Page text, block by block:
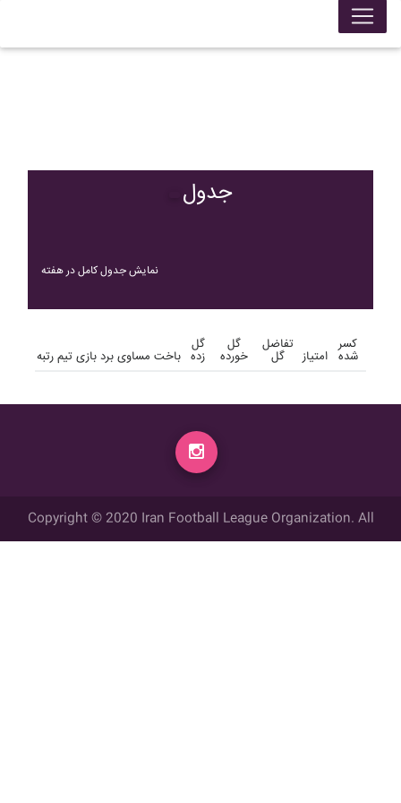
جدول
نمایش جدول کامل در هفته
رتبه تیم بازی برد مساوی باخت
گل
زده
گل
خورده
تفاضل
گل امتیاز
کسر
شده
Copyright © 2020 Iran Football League Organization. All